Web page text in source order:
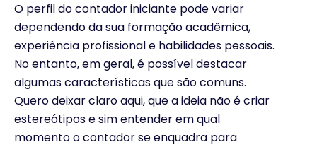
O perfil do contador iniciante pode variar
dependendo da sua formação acadêmica,
experiência profissional e habilidades pessoais.
No entanto, em geral, é possível destacar
algumas características que são comuns.
Quero deixar claro aqui, que a ideia não é criar
estereótipos e sim entender em qual
momento o contador se enquadra para